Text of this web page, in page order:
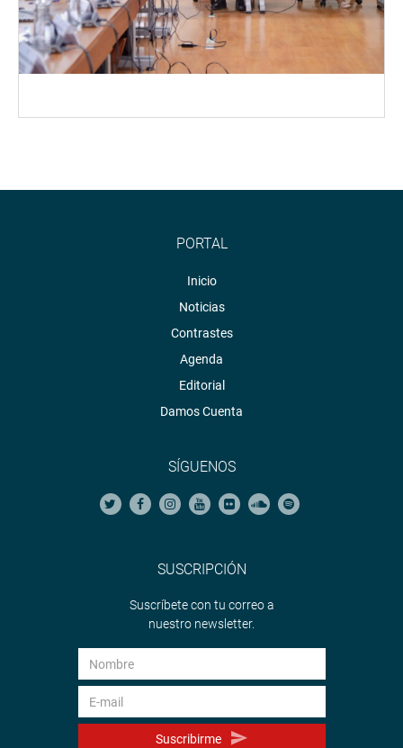
PORTAL
Inicio
Noticias
Contrastes
Agenda
Editorial
Damos Cuenta
SÍGUENOS
SUSCRIPCIÓN
Suscríbete con tu correo a
nuestro newsletter.
Suscribirme